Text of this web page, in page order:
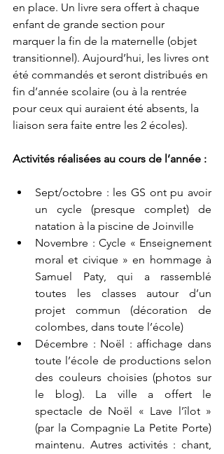
en place. Un livre sera offert à chaque
enfant de grande section pour
marquer la fin de la maternelle (objet
transitionnel). Aujourd’hui, les livres ont
été commandés et seront distribués en
fin d’année scolaire (ou à la rentrée
pour ceux qui auraient été absents, la
liaison sera faite entre les 2 écoles).
Activités réalisées au cours de l’année :
Sept/octobre : les GS ont pu avoir
un cycle (presque complet) de
natation à la piscine de Joinville
Novembre : Cycle « Enseignement
moral et civique » en hommage à
Samuel Paty, qui a rassemblé
toutes les classes autour d’un
projet commun (décoration de
colombes, dans toute l’école)
Décembre : Noël : affichage dans
toute l’école de productions selon
des couleurs choisies (photos sur
le blog). La ville a offert le
spectacle de Noël « Lave l’îlot »
(par la Compagnie La Petite Porte)
maintenu. Autres activités : chant,